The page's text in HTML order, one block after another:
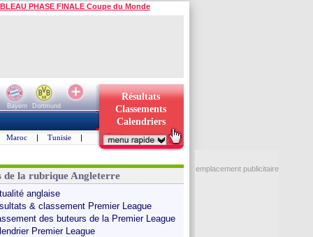
PHASE FINALE Coupe du Monde
Bayern
Dortmund
Résultats
Classements
Calendriers
Maroc | Tunisie |
de la rubrique Angleterre
anglaise
& classement Premier League
des buteurs de la Premier League
Premier League
emplacement publicitaire